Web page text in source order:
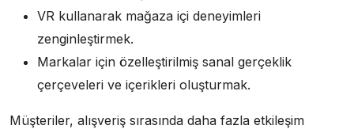
VR kullanarak mağaza içi deneyimleri
zenginleştirmek.
Markalar için özelleştirilmiş sanal gerçeklik
çerçeveleri ve içerikleri oluşturmak.
Müşteriler, alışveriş sırasında daha fazla etkileşim